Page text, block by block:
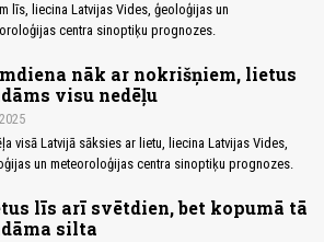
līs, liecina Latvijas Vides, ģeoloģijas un
centra sinoptiķu prognozes.
nāk ar nokrišņiem, lietus
visu nedēļu
visā Latvijā sāksies ar lietu, liecina Latvijas Vides,
un meteoroloģijas centra sinoptiķu prognozes.
līs arī svētdien, bet kopumā tā
silta